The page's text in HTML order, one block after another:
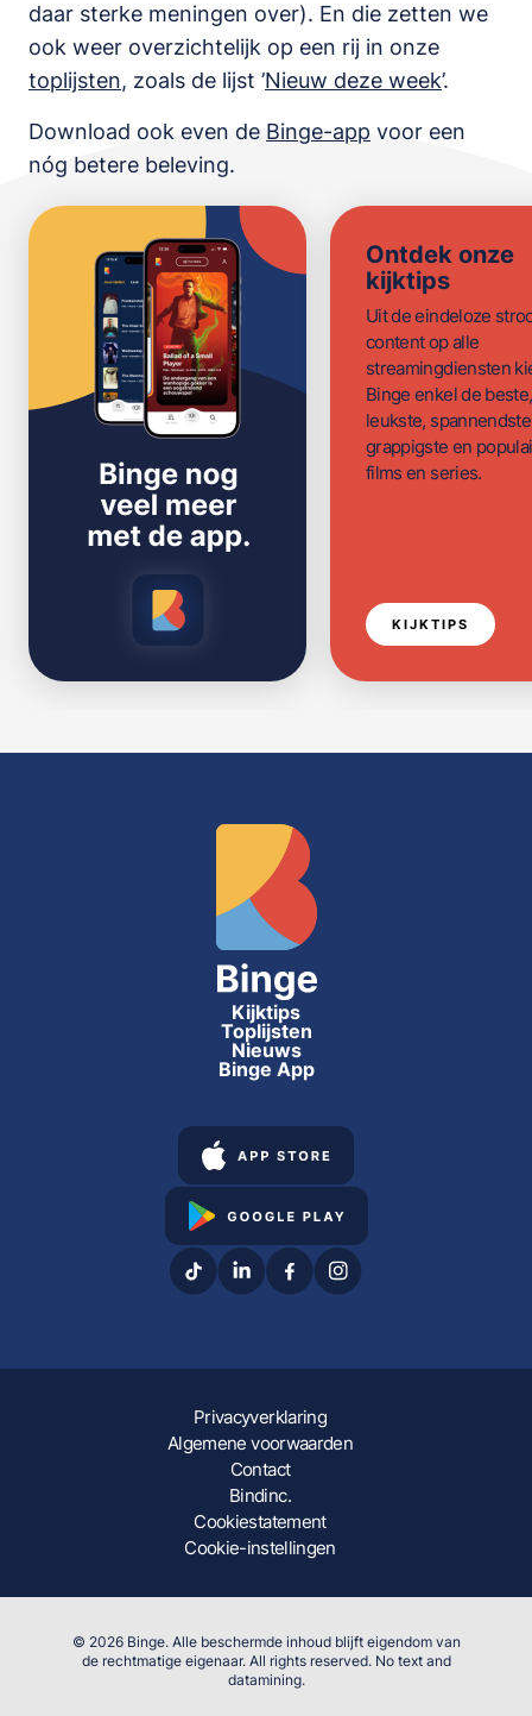
daar sterke meningen over). En die zetten we
ook weer overzichtelijk op een rij in onze
toplijsten, zoals de lijst ’Nieuw deze week’.
Download ook even de Binge-app voor een
nóg betere beleving.
Ontdek onze
kijktips
Uit de eindeloze
content op alle
streamingdiensten
Binge enkel de beste,
leukste,
grappigste en
films en series.
KIJKTIPS
Kijktips
Toplijsten
Nieuws
Binge App
Privacyverklaring
Algemene voorwaarden
Contact
Bindinc.
Cookiestatement
Cookie-instellingen
© 2026 Binge. Alle beschermde inhoud blijft eigendom van
de rechtmatige eigenaar. All rights reserved. No text and
datamining.